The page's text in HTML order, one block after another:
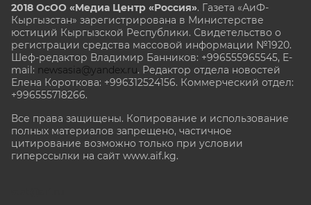
2018 ОсОО «Медиа Центр «Россия». Газета «АиФ-
Кыргызстан» зарегистрирована в Министерстве
юстиций Кыргызской Республики. Свидетельство о
регистрации средства массовой информации №1920.
Шеф-редактор Владимир Банников: +996555965545, E-
mail: newsasia@yandex.ru. Редактор отдела новостей
Елена Короткова: +996312524156. Коммерческий отдел:
+996555718266.
Все права защищены. Копирование и использование
полных материалов запрещено, частичное
цитирование возможно только при условии
гиперссылки на сайт www.aif.kg.